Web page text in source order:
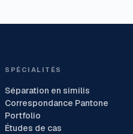
SPÉCIALITÉS
Séparation en similis
Correspondance Pantone
Portfolio
Études de cas